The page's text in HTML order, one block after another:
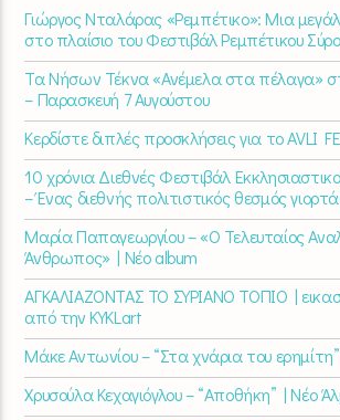
Γιώργος Νταλάρας «Ρεμπέτικο»: Μια
στο πλαίσιο του Φεστιβάλ Ρεμπέτικου
Τα Νήσων Τέκνα «Ανέμελα στα πέλαγα»
– Παρασκευή 7 Αυγούστου
Κερδίστε διπλές προσκλήσεις για το AVLI
10 χρόνια Διεθνές Φεστιβάλ
– Ένας διεθνής πολιτιστικός θεσμός
Μαρία Παπαγεωργίου – «Ο Τελευταίος
Άνθρωπος» | Νέο album
ΑΓΚΑΛΙΑΖΟΝΤΑΣ ΤΟ ΣΥΡΙΑΝΟ ΤΟΠΙΟ |
από την KYKLart
Μάκε Αντωνίου – “Στα χνάρια του
Χρυσούλα Κεχαγιόγλου – “Αποθήκη” | Νέο